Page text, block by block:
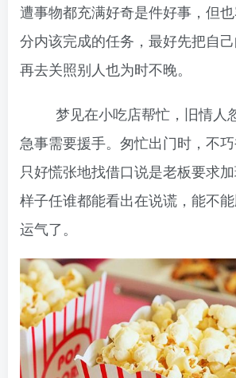
遭事物都充满好奇是件好事，但
分内该完成的任务，最好先把自己
再去关照别人也为时不晚。
梦见在小吃店帮忙，旧情人
急事需要援手。匆忙出门时，不
只好慌张地找借口说是老板要求
样子任谁都能看出在说谎，能不
运气了。